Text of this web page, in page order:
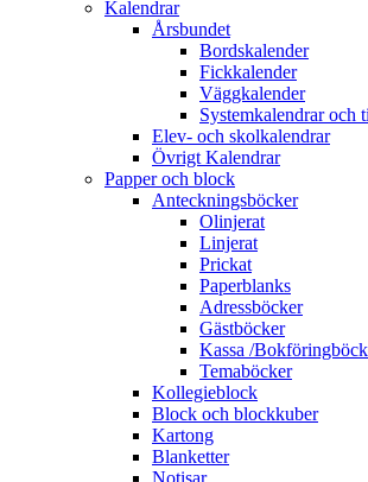
Kalendrar
Årsbundet
Bordskalender
Fickkalender
Väggkalender
Systemkalendrar och
Elev- och skolkalendrar
Övrigt Kalendrar
Papper och block
Anteckningsböcker
Olinjerat
Linjerat
Prickat
Paperblanks
Adressböcker
Gästböcker
Kassa /
Temaböcker
Kollegieblock
Block och blockkuber
Kartong
Blanketter
Notisar